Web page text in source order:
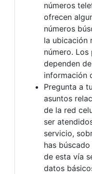
números
ofrecen
números
la ubicación
número.
dependen
información
Pregunta a
asuntos
de la red
ser
servicio,
has
de esta vía
datos